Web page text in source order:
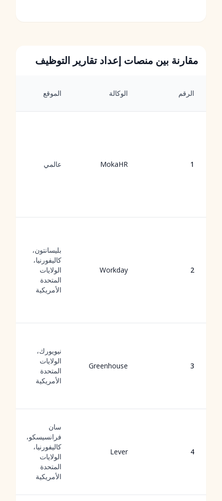
مقارنة بين منصات إعداد تقارير التوظيف
الرقم الوكالة الموقع
1
MokaHR عالمي
2
Workday
بليسانتون،
كاليفورنيا،
الولايات
المتحدة
الأمريكية
3
Greenhouse
نيويورك،
الولايات
المتحدة
الأمريكية
4
Lever
سان
فرانسيسكو،
كاليفورنيا،
الولايات
المتحدة
الأمريكية